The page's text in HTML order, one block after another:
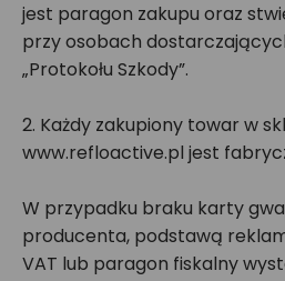
jest paragon zakupu oraz
przy osobach
„Protokołu Szkody”.
2. Każdy zakupiony towar w
www.refloactive.pl jest
W przypadku braku karty
producenta, podstawą
VAT lub paragon fiskalny